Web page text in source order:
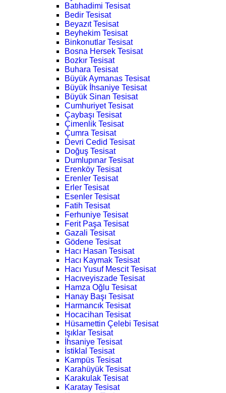
Batıhadimi Tesisat
Bedir Tesisat
Beyazıt Tesisat
Beyhekim Tesisat
Binkonutlar Tesisat
Bosna Hersek Tesisat
Bozkır Tesisat
Buhara Tesisat
Büyük Aymanas Tesisat
Büyük İhsaniye Tesisat
Büyük Sinan Tesisat
Cumhuriyet Tesisat
Çaybaşı Tesisat
Çimenlik Tesisat
Çumra Tesisat
Devri Cedid Tesisat
Doğuş Tesisat
Dumlupınar Tesisat
Erenköy Tesisat
Erenler Tesisat
Erler Tesisat
Esenler Tesisat
Fatih Tesisat
Ferhuniye Tesisat
Ferit Paşa Tesisat
Gazali Tesisat
Gödene Tesisat
Hacı Hasan Tesisat
Hacı Kaymak Tesisat
Hacı Yusuf Mescit Tesisat
Hacıveyiszade Tesisat
Hamza Oğlu Tesisat
Hanay Başı Tesisat
Harmancık Tesisat
Hocacihan Tesisat
Hüsamettin Çelebi Tesisat
Işıklar Tesisat
İhsaniye Tesisat
İstiklal Tesisat
Kampüs Tesisat
Karahüyük Tesisat
Karakulak Tesisat
Karatay Tesisat